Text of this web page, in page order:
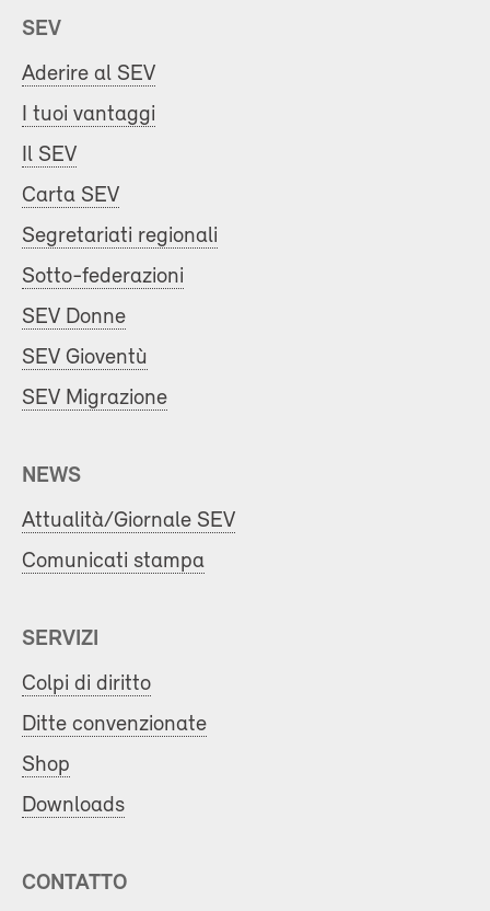
SEV
Aderire al SEV
I tuoi vantaggi
Il SEV
Carta SEV
Segretariati regionali
Sotto-federazioni
SEV Donne
SEV Gioventù
SEV Migrazione
NEWS
Attualità/Giornale SEV
Comunicati stampa
SERVIZI
Colpi di diritto
Ditte convenzionate
Shop
Downloads
CONTATTO